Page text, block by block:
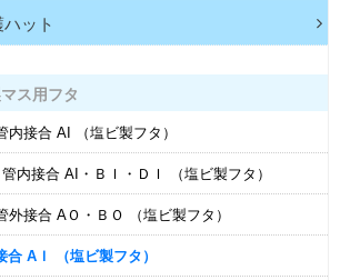
ット
ス用フタ
内接合 AI （塩ビ製フタ）
内接合 AI・ＢＩ・ＤＩ （塩ビ製フタ）
外接合 AＯ・ＢＯ （塩ビ製フタ）
合 AＩ （塩ビ製フタ）